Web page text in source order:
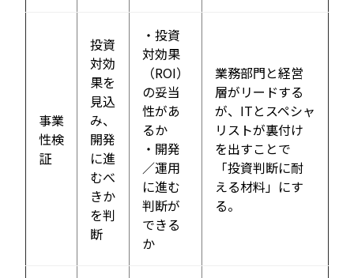
事業
性検
証
投資
対効
果を
見込
み、
開発
に進
むべ
きか
を判
断
・投資
対効果
（ROI）
の妥当
性があ
るか
・開発
／運用
に進む
判断が
できる
か
業務部門と経営
層がリードする
が、ITとスペシャ
リストが裏付け
を出すことで
「投資判断に耐
える材料」にす
る。